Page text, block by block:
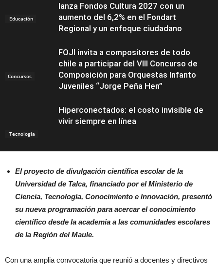
Educación
lanza Fondos Cultura 2027 con un
aumento del 6,2% en el Fondart
Regional y un enfoque ciudadano
Concursos
FOJI invita a compositores de todo
chile a participar del VIII Concurso de
Composición para Orquestas Infanto
Juveniles “Jorge Peña Hen”
Tecnología
Hiperconectados: el costo invisible de
vivir siempre en línea
El proyecto de divulgación científica escolar de la
Universidad de Talca, financiado por el Ministerio de
Ciencia, Tecnología, Conocimiento e Innovación, presentó
su nueva programación para acercar el conocimiento
científico desde la academia a las comunidades escolares
de la Región del Maule.
Con una amplia convocatoria que reunió a docentes y directivos